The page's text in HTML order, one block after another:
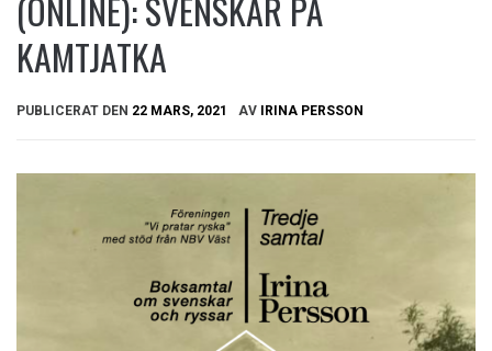
(ONLINE): SVENSKAR PÅ
KAMTJATKA
PUBLICERAT DEN 22 MARS, 2021 AV IRINA PERSSON